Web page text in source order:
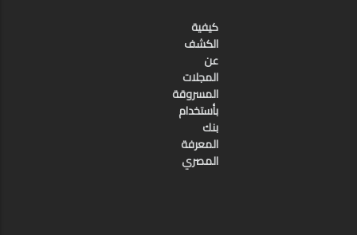
كيفية
الكشف
عن
المجلات
المسروقة
بأستخدام
بنك
المعرفة
المصري